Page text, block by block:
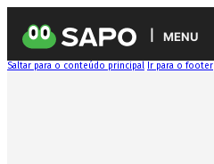
MENU
Saltar para o conteúdo principal Ir para o footer